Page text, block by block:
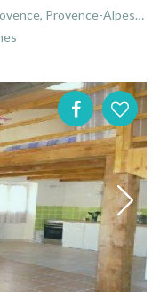
Alpes-Côte d'Azur, France